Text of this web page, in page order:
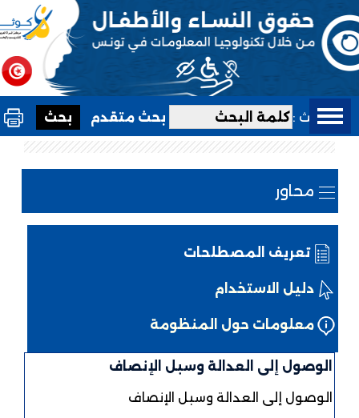
بحث : بحث متقدم
محاور
تعريف المصطلحات
دليل الاستخدام
معلومات حول المنظومة
الوصول إلى العدالة وسبل الإنصاف
الوصول إلى العدالة وسبل الإنصاف